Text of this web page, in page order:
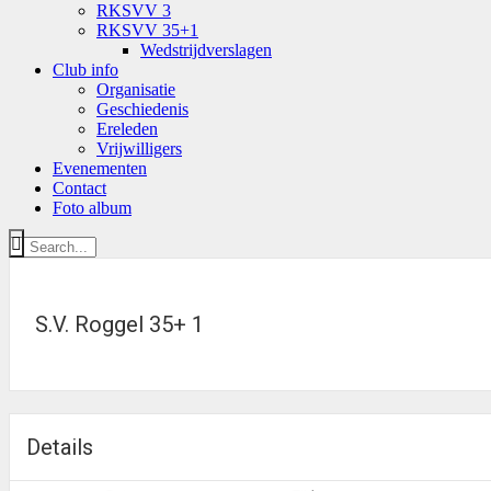
RKSVV 3
RKSVV 35+1
Wedstrijdverslagen
Club info
Organisatie
Geschiedenis
Ereleden
Vrijwilligers
Evenementen
Contact
Foto album
S.V. Roggel 35+ 1
Details